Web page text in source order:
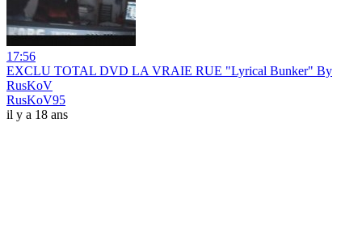
17:56
EXCLU TOTAL DVD LA VRAIE RUE "Lyrical Bunker" By
RusKoV
RusKoV95
il y a 18 ans